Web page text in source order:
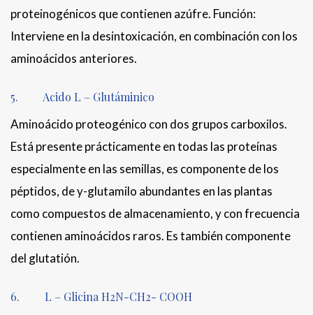
proteinogénicos que contienen azúfre. Función:
Interviene en la desintoxicación, en combinación con los
aminoácidos anteriores.
5. Acido L – Glutáminico
Aminoácido proteogénico con dos grupos carboxilos.
Está presente prácticamente en todas las proteínas
especialmente en las semillas, es componente de los
péptidos, de y-glutamilo abundantes en las plantas
como compuestos de almacenamiento, y con frecuencia
contienen aminoácidos raros. Es también componente
del glutatión.
6. L – Glicina H2N-CH2- COOH